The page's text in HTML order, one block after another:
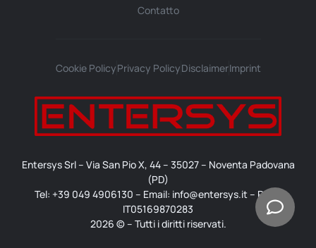
Contatto
Entersys Srl – Via San Pio X, 44 – 35027 – Noventa Padovana
(PD)
Tel: +39 049 4906130 – Email: info@entersys.it – P.IVA:
IT05169870283
2026 © – Tutti i diritti riservati.
Cookie PolicyPrivacy PolicyDisclaimerImprint